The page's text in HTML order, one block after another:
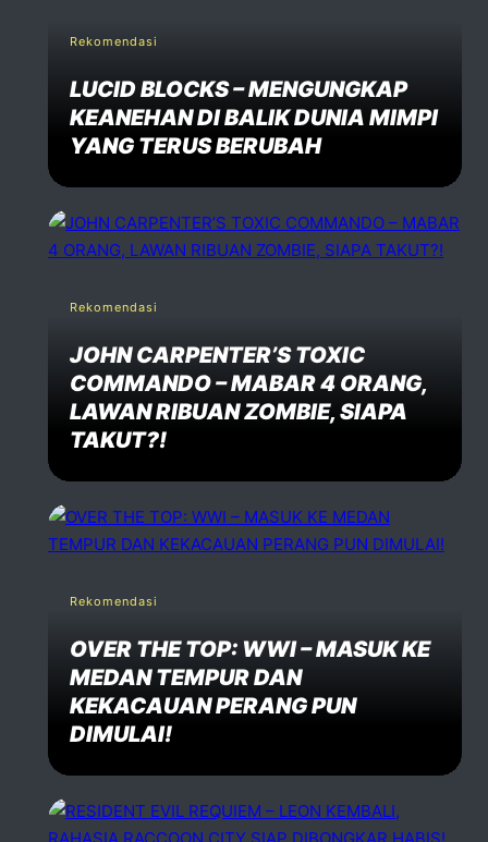
Rekomendasi
LUCID BLOCKS – MENGUNGKAP
KEANEHAN DI BALIK DUNIA MIMPI
YANG TERUS BERUBAH
Rekomendasi
JOHN CARPENTER’S TOXIC
COMMANDO – MABAR 4 ORANG,
LAWAN RIBUAN ZOMBIE, SIAPA
TAKUT?!
Rekomendasi
OVER THE TOP: WWI – MASUK KE
MEDAN TEMPUR DAN
KEKACAUAN PERANG PUN
DIMULAI!